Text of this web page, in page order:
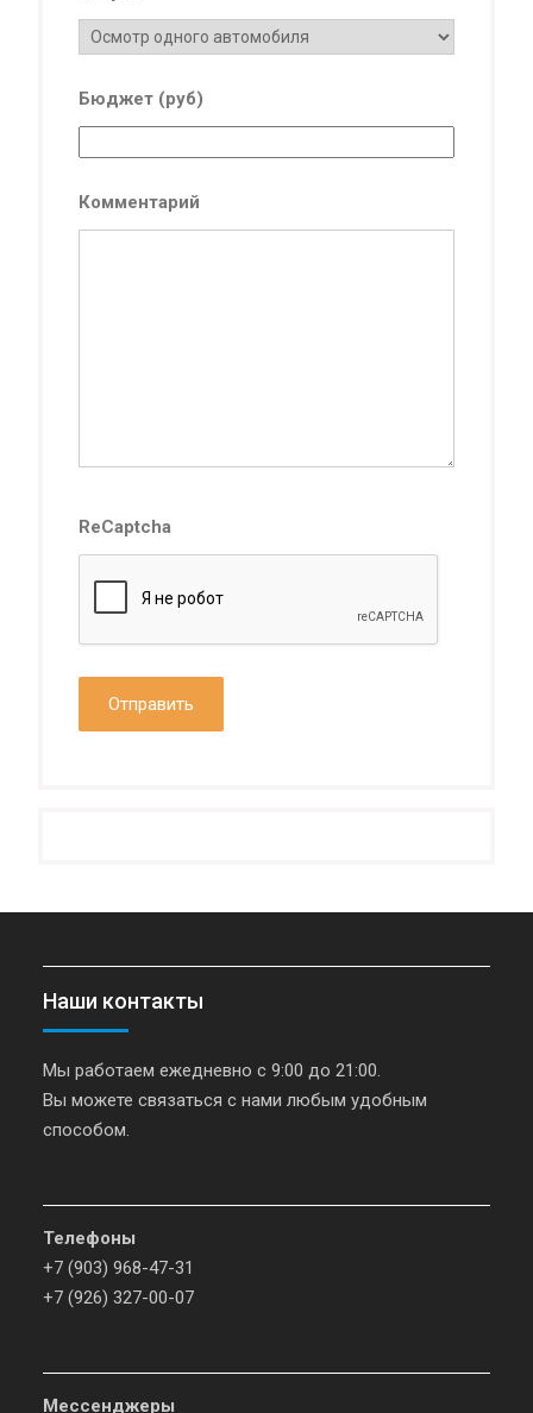
Бюджет (руб)
Комментарий
ReCaptcha
Наши контакты
Мы работаем ежедневно с 9:00 до 21:00.
Вы можете связаться с нами любым удобным
способом.
Телефоны
+7 (903) 968-47-31
+7 (926) 327-00-07
Мессенджеры